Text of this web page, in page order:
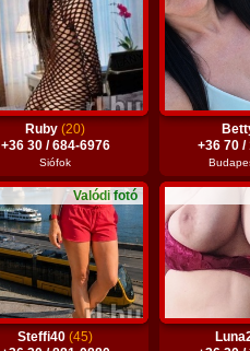
Ruby(20)
+36 30 / 684-6976
Siófok
+36 70 /
Valódi fotó
Steffi40(45)